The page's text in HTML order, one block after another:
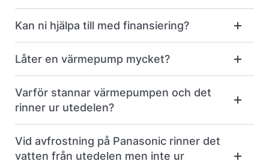
Kan ni hjälpa till med finansiering?
Låter en värmepump mycket?
Varför stannar värmepumpen och det
rinner ur utedelen?
Vid avfrostning på Panasonic rinner det
vatten från utedelen men inte ur